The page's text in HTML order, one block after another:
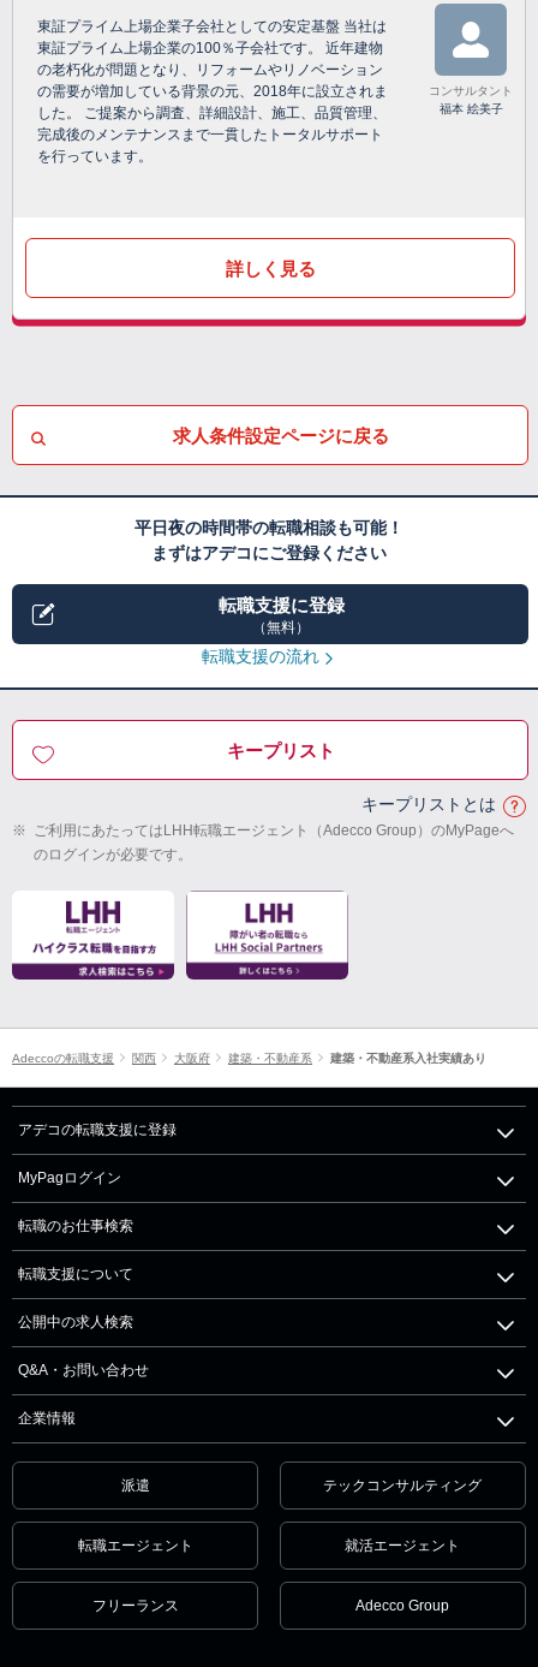
東証プライム上場企業子会社としての安定基盤 当社は
東証プライム上場企業の100％子会社です。 近年建物
の老朽化が問題となり、リフォームやリノベーション
の需要が増加している背景の元、2018年に設立されま
した。 ご提案から調査、詳細設計、施工、品質管理、
完成後のメンテナンスまで一貫したトータルサポート
を行っています。
コンサルタント
福本 絵美子
詳しく見る
求人条件設定ページに戻る
平日夜の時間帯の転職相談も可能！
まずはアデコにご登録ください
転職支援に登録
（無料）
転職支援の流れ
キープリスト
キープリストとは
※ ご利用にあたってはLHH転職エージェント（Adecco Group）のMyPageへ
のログインが必要です。
Adeccoの転職支援 関西 大阪府 建築・不動産系 建築・不動産系入社実績あり
アデコの転職支援に登録
MyPagログイン
転職のお仕事検索
転職支援について
公開中の求人検索
Q&A・お問い合わせ
企業情報
派遣 テックコンサルティング
転職エージェント 就活エージェント
フリーランス Adecco Group